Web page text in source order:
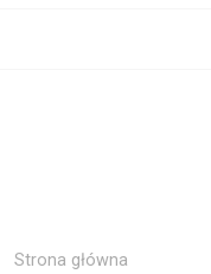
Strona główna